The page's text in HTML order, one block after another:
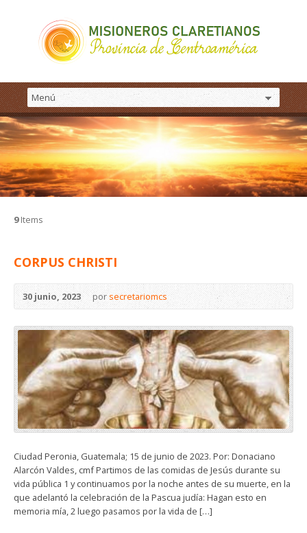
9Items
CORPUS CHRISTI
30 junio, 2023 porsecretariomcs
Ciudad Peronia, Guatemala; 15 de junio de 2023. Por: Donaciano
Alarcón Valdes, cmf Partimos de las comidas de Jesús durante su
vida pública 1 y continuamos por la noche antes de su muerte, en la
que adelantó la celebración de la Pascua judía: Hagan esto en
memoria mía, 2 luego pasamos por la vida de […]